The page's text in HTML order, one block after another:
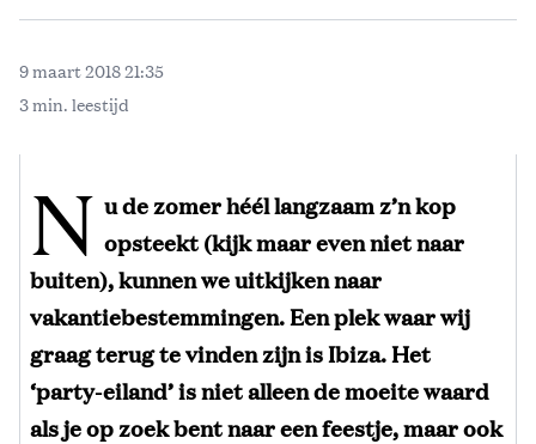
9 maart 2018 21:35
3 min. leestijd
N u de zomer héél langzaam z’n kop
opsteekt (kijk maar even niet naar
buiten), kunnen we uitkijken naar
vakantiebestemmingen. Een plek waar wij
graag terug te vinden zijn is Ibiza. Het
‘party-eiland’ is niet alleen de moeite waard
als je op zoek bent naar een feestje, maar ook